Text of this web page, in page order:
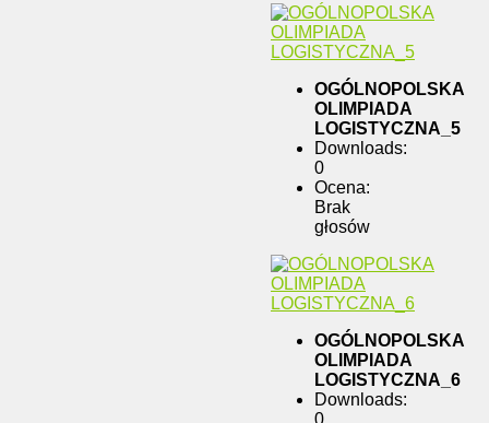
OGÓLNOPOLSKA
OLIMPIADA
LOGISTYCZNA_5
Downloads:
0
Ocena:
Brak
głosów
OGÓLNOPOLSKA
OLIMPIADA
LOGISTYCZNA_6
Downloads:
0